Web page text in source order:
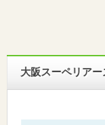
大阪スーペリア